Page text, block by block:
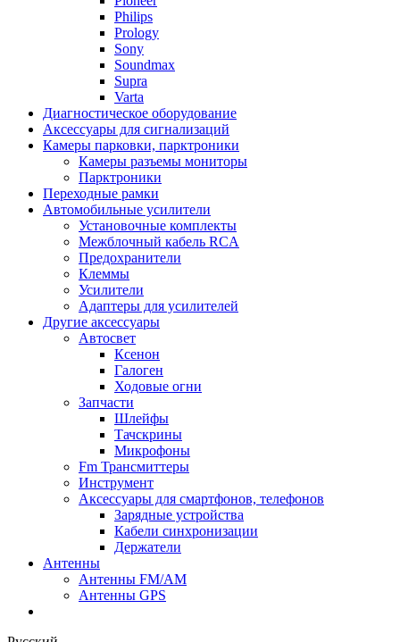
Philips
Prology
Sony
Soundmax
Supra
Varta
Диагностическое оборудование
Аксессуары для сигнализаций
Камеры парковки, парктроники
Камеры разъемы мониторы
Парктроники
Переходные рамки
Автомобильные усилители
Установочные комплекты
Межблочный кабель RCA
Предохранители
Клеммы
Усилители
Адаптеры для усилителей
Другие аксессуары
Автосвет
Ксенон
Галоген
Ходовые огни
Запчасти
Шлейфы
Тачскрины
Микрофоны
Fm Трансмиттеры
Инструмент
Аксессуары для смартфонов, телефонов
Зарядные устройства
Кабели синхронизации
Держатели
Антенны
Антенны FM/AM
Антенны GPS